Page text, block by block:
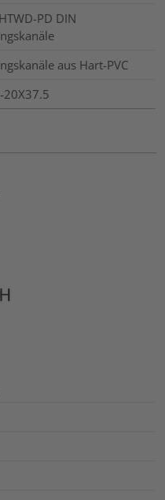
PD DIN
aus Hart-PVC
20X37.5